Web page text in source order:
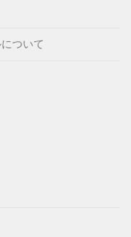
ついて